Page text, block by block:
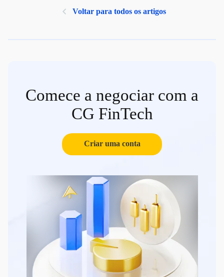
Voltar para todos os artigos
Comece a negociar com a
CG FinTech
Criar uma conta